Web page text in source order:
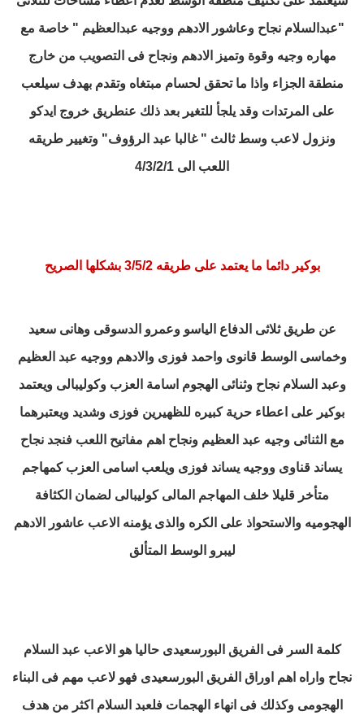
"عبدالسلام نجاح وعاشور الادهم ووجيه عبدالعظيم " خاصة مع
مهاره وجيه وقوة وتميز الادهم ونجاح فى التصويب من خارج
منطقة الجزاءواذا ما تحقق لحسام مبتغاه وتقدم بهدف سيلعب
على المرتدات وقد يلجأ للتغير بعد ذلك عنطريق خروج ايدكو
ونزول لاعب وسط ثالث " غالبا عبد الرؤوف" وتغيير طريقه
اللعب الى 4/3/2/1
بوكير دائما ما يعتمد على طريقه 3/5/2 بشكلها الصريح
عن طريق ثلاثى الدفاع الياسو وعمرو الدسوقى وهانى سعيد
وخماسى الوسطقانوى واحمد فوزى والادهم ووجيه عبد العظيم
وعبد السلام نجاحوثنائى الهجوم اسامة العزب وكوليبالىويعتمد
بوكير على اعطاء حرية كبيره للظهيرين فوزى وشديد ويعتبرهما
مع الثنائى وجيه عبد العظيم ونجاح اهم مفاتيح اللعبفنجد نجاح
يساند قناوى ووجيه يساند فوزى ويلعب اسامى العزب كمهاجم
متأخر قليلا خلف المهاجم المالى كوليبالى لضمان الكثافة
الهجوميه والاستحواذ على الكرهوالذى يؤمنه الاعب عاشور الادهم
ليبرو الوسط المتألق
كلمة السر فى الفريق البورسعيدى حاليا هو الاعب عبد السلام
نجاح واراه اهم اوراق الفريق البورسعيدى فهو لاعب مهم فى البناء
الهجومى وكذلك فى انهاء الهجماتفلعبد السلام اكثر من هدف